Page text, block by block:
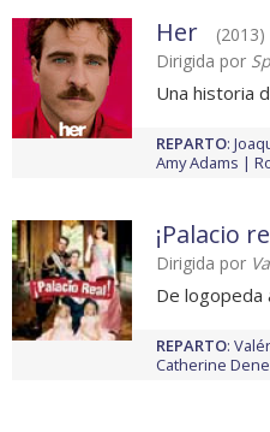
Her
(2013)
Dirigida por
Una historia
REPARTO:
Amy Adams
¡Palacio
Dirigida por
De logopeda
REPARTO:
Catherine